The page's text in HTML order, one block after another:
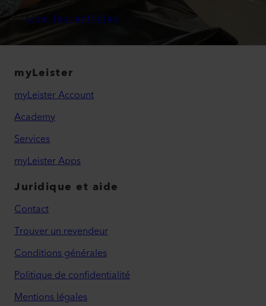
Lire les articles
myLeister
myLeister Account
Academy
Services
myLeister Apps
Juridique et aide
Contact
Trouver un revendeur
Conditions générales
Politique de confidentialité
Mentions légales